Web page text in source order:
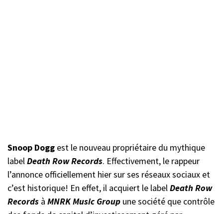
Snoop Dogg est le nouveau propriétaire du mythique
labelDeath Row Records. Effectivement, le rappeur
l’annonce officiellement hier sur ses réseaux sociaux et
c’est historique! En effet, il acquiert le labelDeath Row
Records à MNRK Music Group une société que contrôle